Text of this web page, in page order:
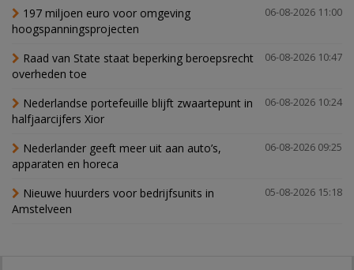
06-08-2026 11:00
197 miljoen euro voor omgeving
hoogspanningsprojecten
06-08-2026 10:47
Raad van State staat beperking beroepsrecht
overheden toe
06-08-2026 10:24
Nederlandse portefeuille blijft zwaartepunt in
halfjaarcijfers Xior
06-08-2026 09:25
Nederlander geeft meer uit aan auto’s,
apparaten en horeca
05-08-2026 15:18
Nieuwe huurders voor bedrijfsunits in
Amstelveen